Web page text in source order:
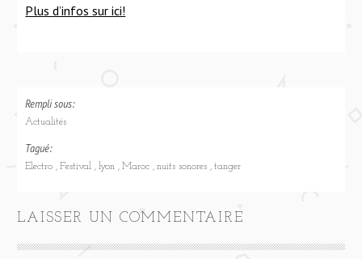
Plus d’infos sur ici!
Rempli sous:
Actualités
Tagué:
Electro Festival lyon Maroc nuits sonores tanger
LAISSER UN COMMENTAIRE